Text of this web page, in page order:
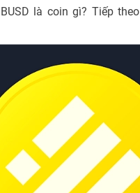
là coin gì? Tiếp